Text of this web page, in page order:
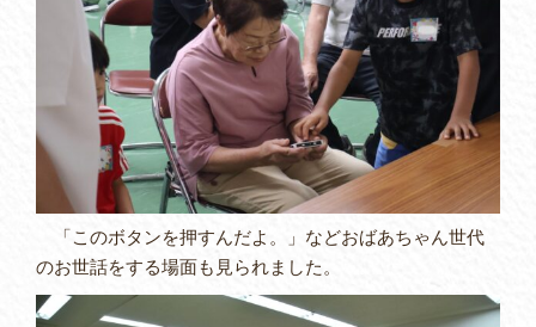
「このボタンを押すんだよ。」などおばあちゃん世代
のお世話をする場面も見られました。